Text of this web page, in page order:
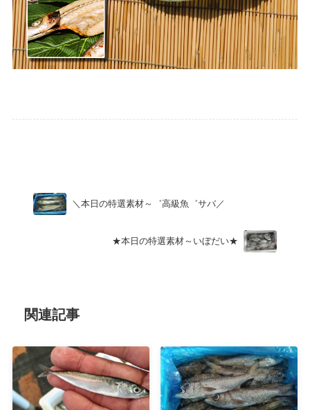
＼本日の特選素材～゛高級魚゛サバ／
★本日の特選素材～いぼだい★
関連記事